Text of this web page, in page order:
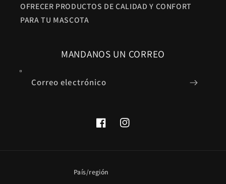
OFRECER PRODUCTOS DE CALIDAD Y CONFORT
PARA TU MASCOTA
MANDANOS UN CORREO
Correo electrónico
FacebookInstagram
País/región